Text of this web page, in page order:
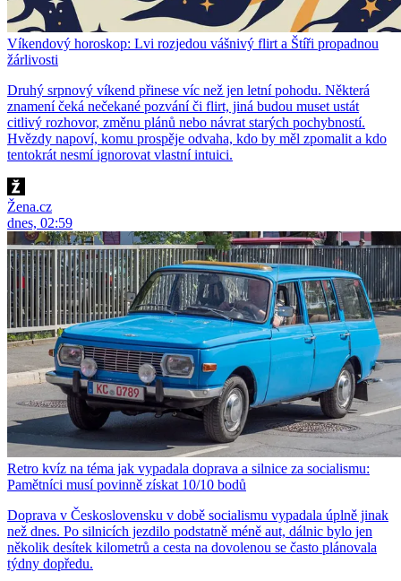
Víkendový horoskop: Lvi rozjedou vášnivý flirt a Štíři propadnou
žárlivosti
Druhý srpnový víkend přinese víc než jen letní pohodu. Některá
znamení čeká nečekané pozvání či flirt, jiná budou muset ustát
citlivý rozhovor, změnu plánů nebo návrat starých pochybností.
Hvězdy napoví, komu prospěje odvaha, kdo by měl zpomalit a kdo
tentokrát nesmí ignorovat vlastní intuici.
Žena.cz
dnes, 02:59
Retro kvíz na téma jak vypadala doprava a silnice za socialismu:
Pamětníci musí povinně získat 10/10 bodů
Doprava v Československu v době socialismu vypadala úplně jinak
než dnes. Po silnicích jezdilo podstatně méně aut, dálnic bylo jen
několik desítek kilometrů a cesta na dovolenou se často plánovala
týdny dopředu.